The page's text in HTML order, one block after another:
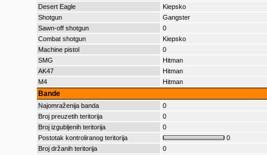
Desert Eagle
Kiepsko
Shotgun
Gangster
Sawn-off shotgun
0
Combat shotgun
Kiepsko
Machine pistol
0
SMG
Hitman
AK47
Hitman
M4
Hitman
Bande
Najomraženija banda
0
Broj preuzetih teritorija
0
Broj izgubljenih teritorija
0
Postotak kontroliranog teritorija
0
Broj držanih teritorija
0